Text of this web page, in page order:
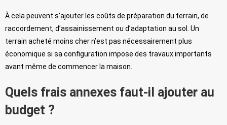
À cela peuvent s’ajouter les coûts de préparation du terrain, de
raccordement, d’assainissement ou d’adaptation au sol. Un
terrain acheté moins cher n’est pas nécessairement plus
économique si sa configuration impose des travaux importants
avant même de commencer la maison.
Quels frais annexes faut-il ajouter au
budget ?